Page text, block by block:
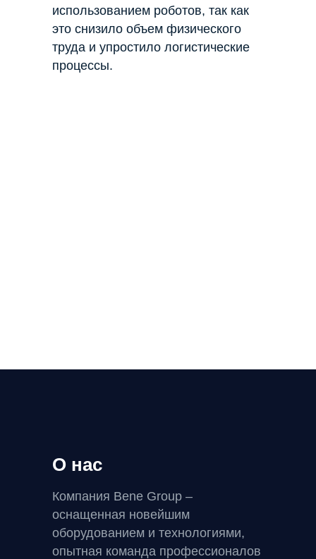
использованием роботов, так как
это снизило объем физического
труда и упростило логистические
процессы.
О нас
Компания Bene Group –
оснащенная новейшим
оборудованием и технологиями,
опытная команда профессионалов